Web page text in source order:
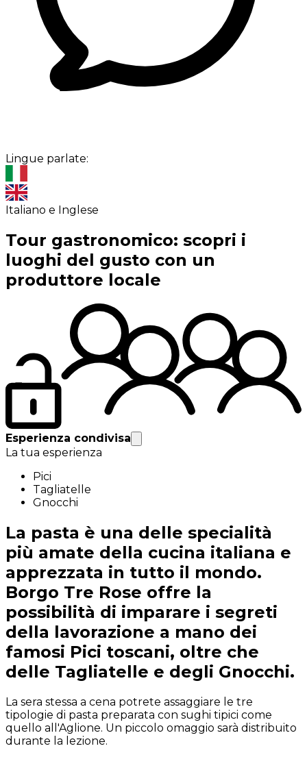
Lingue parlate:
Italiano e Inglese
Tour gastronomico: scopri i
luoghi del gusto con un
produttore locale
Esperienza condivisa
La tua esperienza
Pici
Tagliatelle
Gnocchi
La pasta è una delle specialità
più amate della cucina italiana e
apprezzata in tutto il mondo.
Borgo Tre Rose offre la
possibilità di imparare i segreti
della lavorazione a mano dei
famosi Pici toscani, oltre che
delle Tagliatelle e degli Gnocchi.
La sera stessa a cena potrete assaggiare le tre
tipologie di pasta preparata con sughi tipici come
quello all'Aglione. Un piccolo omaggio sarà distribuito
durante la lezione.